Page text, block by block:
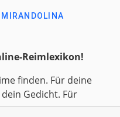
MIRANDOLINA
Reimlexikon!
finden. Für deine
Gedicht. Für